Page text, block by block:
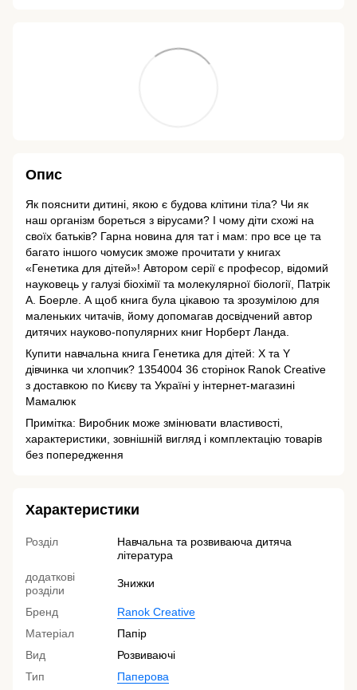
Опис
Як пояснити дитині, якою є будова клітини тіла? Чи як
наш організм бореться з вірусами? І чому діти схожі на
своїх батьків? Гарна новина для тат і мам: про все це та
багато іншого чомусик зможе прочитати у книгах
«Генетика для дітей»! Автором серії є професор, відомий
науковець у галузі біохімії та молекулярної біології, Патрік
А. Боерле. А щоб книга була цікавою та зрозумілою для
маленьких читачів, йому допомагав досвідчений автор
дитячих науково-популярних книг Норберт Ланда.
Купити навчальна книга Генетика для дітей: X та Y
дівчинка чи хлопчик? 1354004 36 сторінок Ranok Creative
з доставкою по Києву та Україні у інтернет-магазині
Мамалюк
Примітка: Виробник може змінювати властивості,
характеристики, зовнішній вигляд і комплектацію товарів
без попередження
Характеристики
Розділ
Навчальна та розвиваюча дитяча
література
додаткові
розділи
Знижки
Бренд
Ranok Creative
Матеріал
Папір
Вид
Розвиваючі
Тип
Паперова